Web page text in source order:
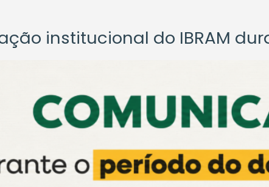
institucional do IBRAM